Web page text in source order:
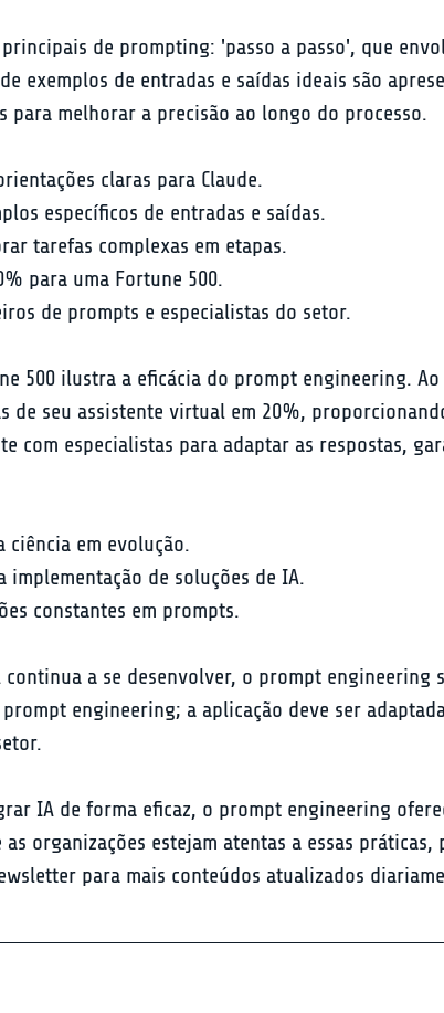
de prompting: 'passo a passo', que
exemplos de entradas e saídas ideais são
para melhorar a precisão ao longo do processo.
claras para Claude.
específicos de entradas e saídas.
tarefas complexas em etapas.
para uma Fortune 500.
de prompts e especialistas do setor.
500 ilustra a eficácia do prompt engineering.
de seu assistente virtual em 20%,
com especialistas para adaptar as respostas,
em evolução.
de soluções de IA.
constantes em prompts.
a se desenvolver, o prompt
engineering; a aplicação deve ser
IA de forma eficaz, o prompt engineering
organizações estejam atentas a essas
para mais conteúdos atualizados